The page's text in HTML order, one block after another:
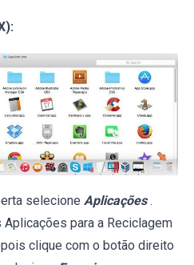
selecione Aplicações .
para a Reciclagem
clique com o botão direito